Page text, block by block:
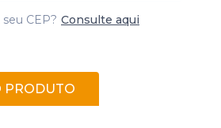
CEP? Consulte aqui
PRODUTO